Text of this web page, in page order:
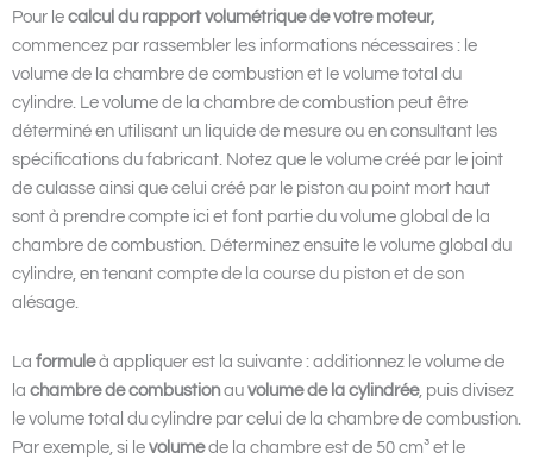
Pour le calcul du rapport volumétrique de votre moteur,
commencez par rassembler les informations nécessaires : le
volume de la chambre de combustion et le volume total du
cylindre. Le volume de la chambre de combustion peut être
déterminé en utilisant un liquide de mesure ou en consultant les
spécifications du fabricant. Notez que le volume créé par le joint
de culasse ainsi que celui créé par le piston au point mort haut
sont à prendre compte ici et font partie du volume global de la
chambre de combustion. Déterminez ensuite le volume global du
cylindre, en tenant compte de la course du piston et de son
alésage.
La formuleà appliquer est la suivante : additionnez le volume de
la chambre de combustionau volume de la cylindrée, puis divisez
le volume total du cylindre par celui de la chambre de combustion.
Par exemple, si le volumede la chambre est de 50 cm³ et le